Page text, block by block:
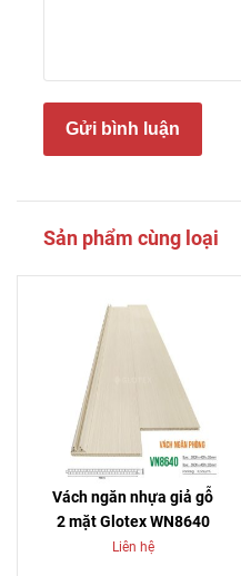
Gửi bình luận
Sản phẩm cùng loại
Vách ngăn nhựa giả gỗ
2 mặt Glotex WN8640
Liên hệ